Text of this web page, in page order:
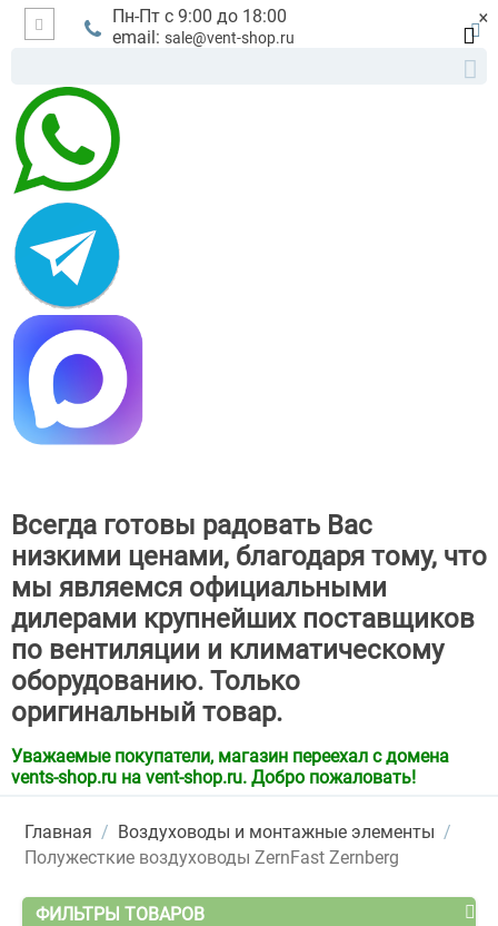
Пн-Пт с 9:00 до 18:00
email: sale@vent-shop.ru
Всегда готовы радовать Вас
низкими ценами, благодаря тому, что
мы являемся официальными
дилерами крупнейших поставщиков
по вентиляции и климатическому
оборудованию. Только
оригинальный товар.
Уважаемые покупатели, магазин переехал с домена
vents-shop.ru на vent-shop.ru. Добро пожаловать!
Главная / Воздуховоды и монтажные элементы /
Полужесткие воздуховоды ZernFast Zernberg
ФИЛЬТРЫ ТОВАРОВ
×